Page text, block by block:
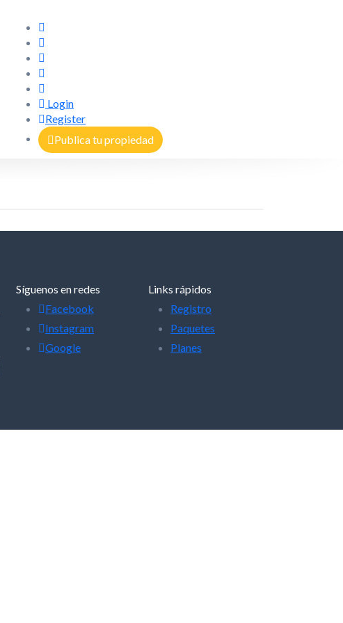
Login
Register
Publica tu propiedad
Síguenos en redes
Facebook
Instagram
Google
Links rápidos
Registro
Paquetes
Planes